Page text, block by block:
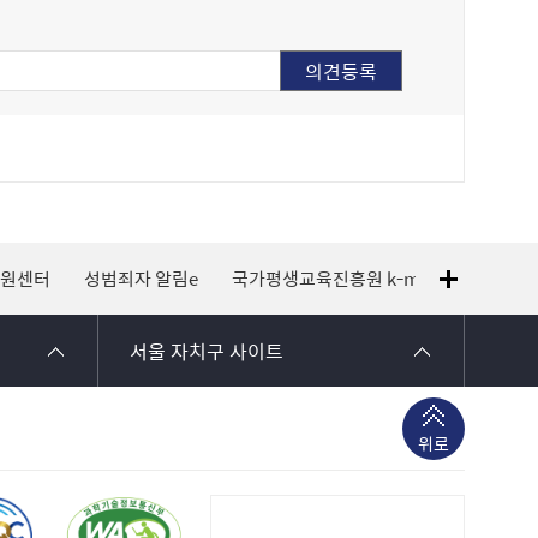
센터 성범죄자 알림e 국가평생교육진흥원 k-mooc
서울 자치구 사이트
위로